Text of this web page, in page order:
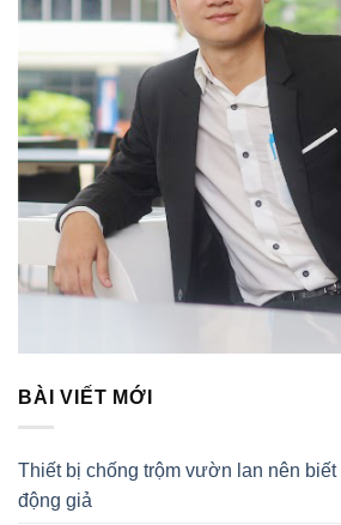
BÀI VIẾT MỚI
Thiết bị chống trộm vườn lan nên
động giả